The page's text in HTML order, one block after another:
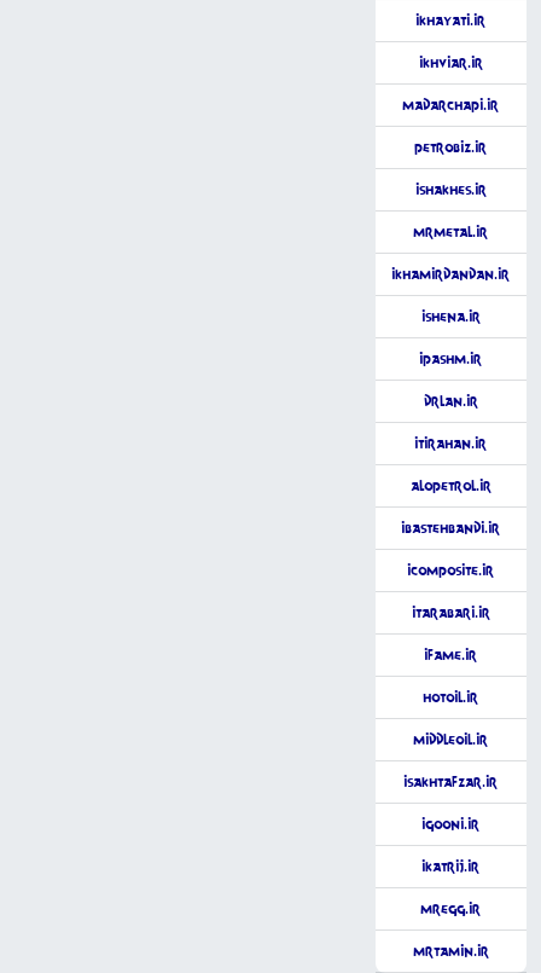
iKhayati.ir
iKhviar.ir
MadarChapi.ir
PetroBiz.ir
iShakhes.ir
MrMetal.ir
iKhamirDandan.ir
iShena.ir
iPashm.ir
DrLan.ir
iTirahan.ir
AloPetrol.ir
iBastehbandi.ir
iComposite.ir
iTarabari.ir
iFame.ir
HotOil.ir
MiddleOil.ir
iSakhtAfzar.ir
iGooni.ir
iKatrij.ir
MrEgg.ir
MrTamin.ir